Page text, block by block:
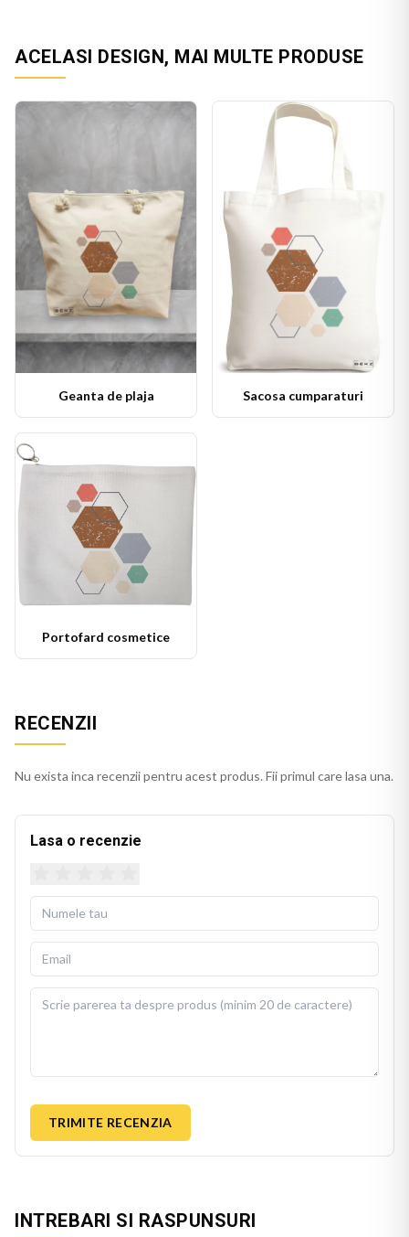
ACELASI DESIGN, MAI MULTE PRODUSE
Geanta de plaja Sacosa cumparaturi
Portofard cosmetice
RECENZII
Nu exista inca recenzii pentru acest produs. Fii primul care lasa una.
Lasa o recenzie
TRIMITE RECENZIA
INTREBARI SI RASPUNSURI